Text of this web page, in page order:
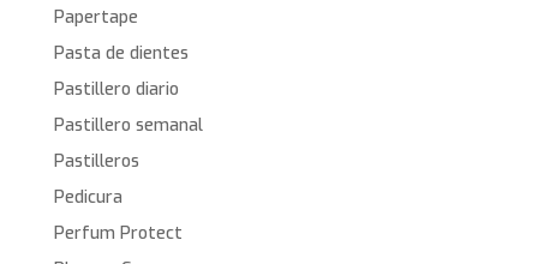
Papertape
Pasta de dientes
Pastillero diario
Pastillero semanal
Pastilleros
Pedicura
Perfum Protect